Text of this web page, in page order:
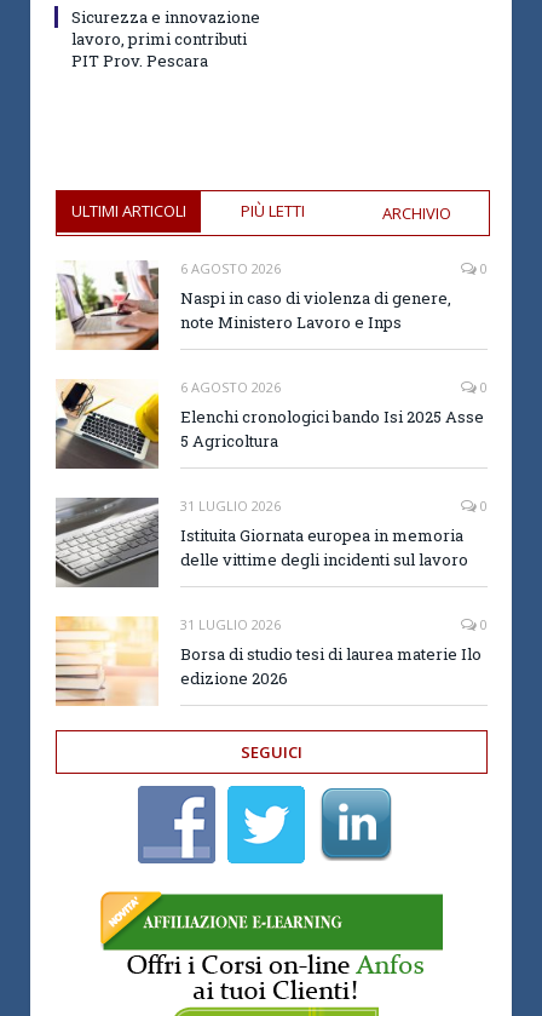
Sicurezza e innovazione
lavoro, primi contributi
PIT Prov. Pescara
ULTIMI ARTICOLI PIÙ LETTI ARCHIVIO
6 AGOSTO 2026 0
Naspi in caso di violenza di genere,
note Ministero Lavoro e Inps
6 AGOSTO 2026 0
Elenchi cronologici bando Isi 2025 Asse
5 Agricoltura
31 LUGLIO 2026 0
Istituita Giornata europea in memoria
delle vittime degli incidenti sul lavoro
31 LUGLIO 2026 0
Borsa di studio tesi di laurea materie Ilo
edizione 2026
SEGUICI